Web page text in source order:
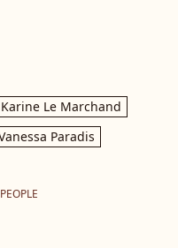
Karine Le Marchand
Paradis